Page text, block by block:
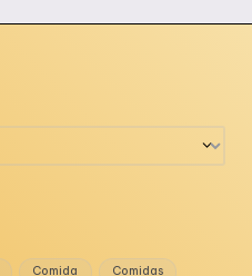
Comida Comidas